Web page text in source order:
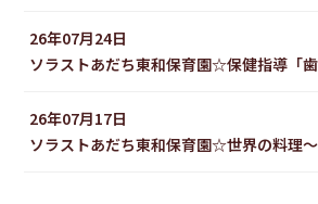
26年07月24日
ソラストあだち東和保育園☆保健指導「歯
26年07月17日
ソラストあだち東和保育園☆世界の料理